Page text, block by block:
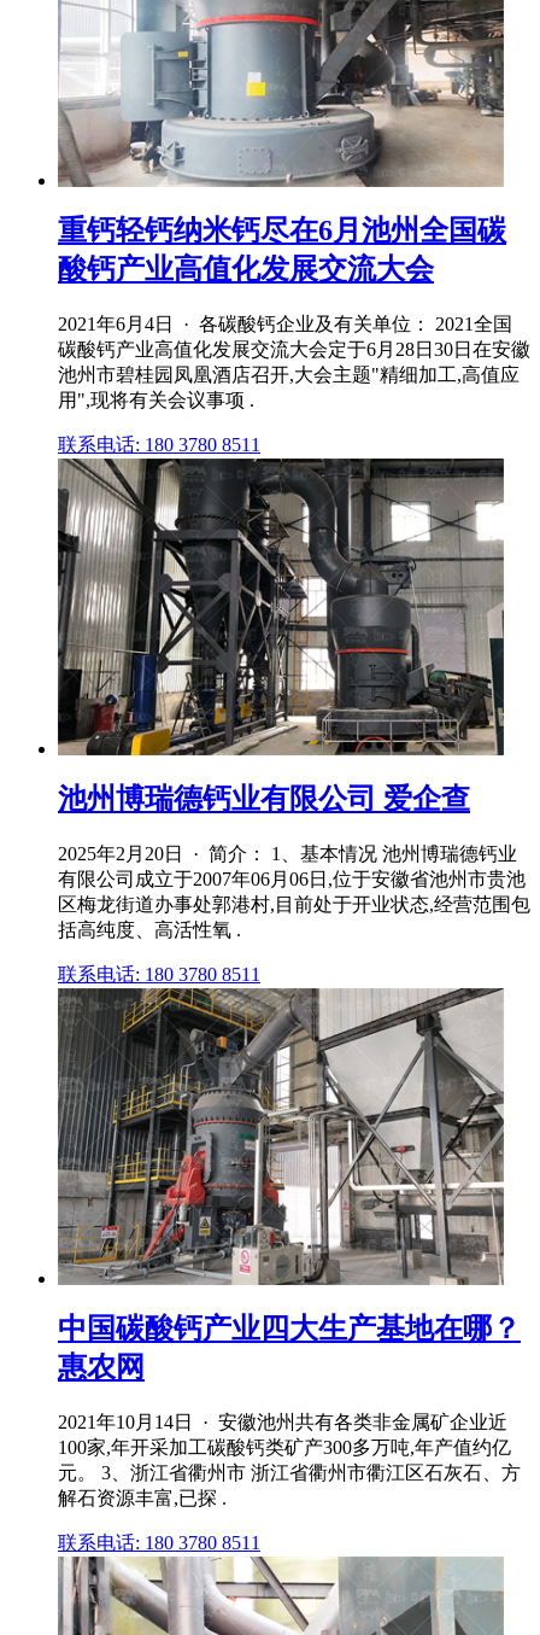
重钙轻钙纳米钙尽在6月池州全国碳
酸钙产业高值化发展交流大会
2021年6月4日 · 各碳酸钙企业及有关单位： 2021全国
碳酸钙产业高值化发展交流大会定于6月28日30日在安徽
池州市碧桂园凤凰酒店召开,大会主题"精细加工,高值应
用",现将有关会议事项 .
联系电话: 180 3780 8511
池州博瑞德钙业有限公司 爱企查
2025年2月20日 · 简介： 1、基本情况 池州博瑞德钙业
有限公司成立于2007年06月06日,位于安徽省池州市贵池
区梅龙街道办事处郭港村,目前处于开业状态,经营范围包
括高纯度、高活性氧 .
联系电话: 180 3780 8511
中国碳酸钙产业四大生产基地在哪？
惠农网
2021年10月14日 · 安徽池州共有各类非金属矿企业近
100家,年开采加工碳酸钙类矿产300多万吨,年产值约亿
元。 3、浙江省衢州市 浙江省衢州市衢江区石灰石、方
解石资源丰富,已探 .
联系电话: 180 3780 8511